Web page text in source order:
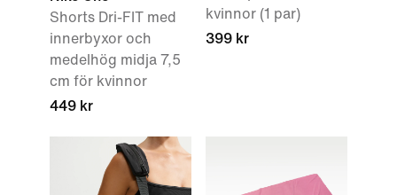
Shorts Dri-FIT med
innerbyxor och
medelhög midja 7,5
cm för kvinnor
449 kr
kvinnor (1 par)
399 kr